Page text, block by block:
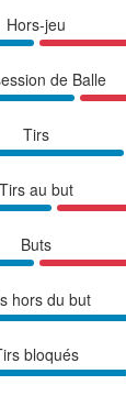
Hors-jeu
de Balle
Tirs
Tirs au but
Buts
hors du but
bloqués